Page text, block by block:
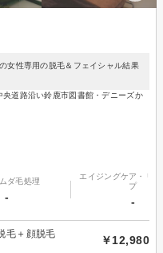
女性専用の脱毛＆フェイシャル結果
道路沿い鈴鹿市図書館・デニーズか
ダ毛処理
-
エイジングケア・リ
プ
-
毛＋顔脱毛
￥12,980